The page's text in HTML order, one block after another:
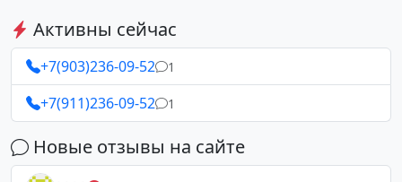
Активны сейчас
+7(903)236-09-52 1
+7(911)236-09-52 1
Новые отзывы на сайте